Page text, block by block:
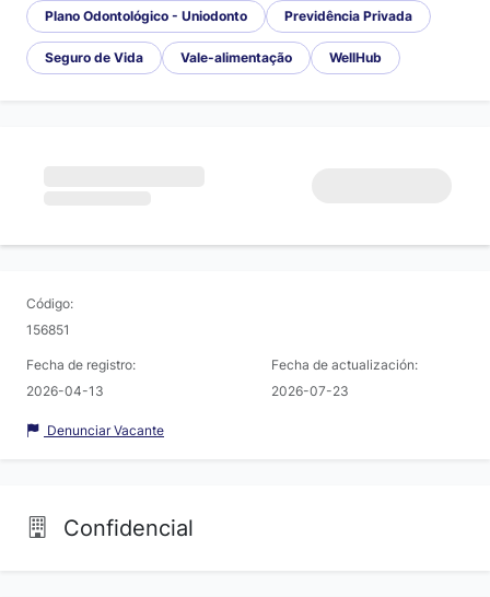
Plano Odontológico - Uniodonto Previdência Privada
Seguro de Vida Vale-alimentação WellHub
Código:
156851
Fecha de registro:
2026-04-13
Fecha de actualización:
2026-07-23
Denunciar Vacante
Confidencial